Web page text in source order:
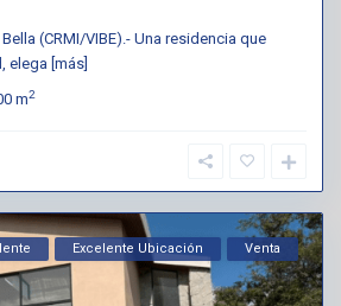
(CRMI/VIBE).- Una residencia que
elega [más]
m2
Excelente Ubicación Venta